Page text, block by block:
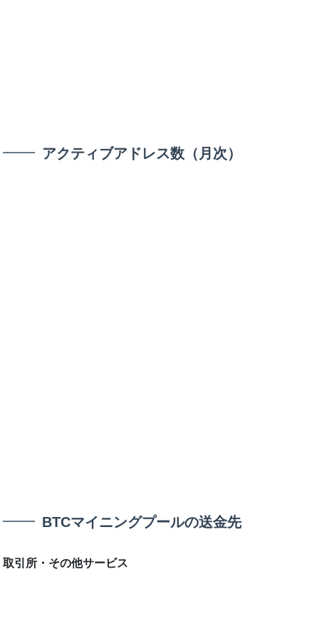
アクティブアドレス数（月次）
BTCマイニングプールの送金先
取引所・その他サービス